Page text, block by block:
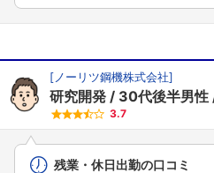
[ ノーリツ鋼機株式会社]
研究開発 30代後半男性
3.7
残業・休日出勤の口コミ